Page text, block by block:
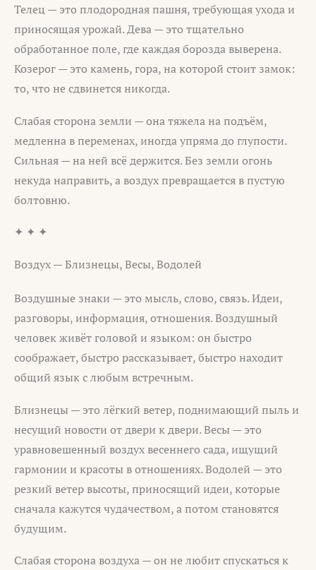
Телец — это плодородная пашня, требующая ухода и
приносящая урожай. Дева — это тщательно
обработанное поле, где каждая борозда выверена.
Козерог — это камень, гора, на которой стоит замок:
то, что не сдвинется никогда.
Слабая сторона земли — она тяжела на подъём,
медленна в переменах, иногда упряма до глупости.
Сильная — на ней всё держится. Без земли огонь
некуда направить, а воздух превращается в пустую
болтовню.
✦ ✦ ✦
Воздух — Близнецы, Весы, Водолей
Воздушные знаки — это мысль, слово, связь. Идеи,
разговоры, информация, отношения. Воздушный
человек живёт головой и языком: он быстро
соображает, быстро рассказывает, быстро находит
общий язык с любым встречным.
Близнецы — это лёгкий ветер, поднимающий пыль и
несущий новости от двери к двери. Весы — это
уравновешенный воздух весеннего сада, ищущий
гармонии и красоты в отношениях. Водолей — это
резкий ветер высоты, приносящий идеи, которые
сначала кажутся чудачеством, а потом становятся
будущим.
Слабая сторона воздуха — он не любит спускаться к